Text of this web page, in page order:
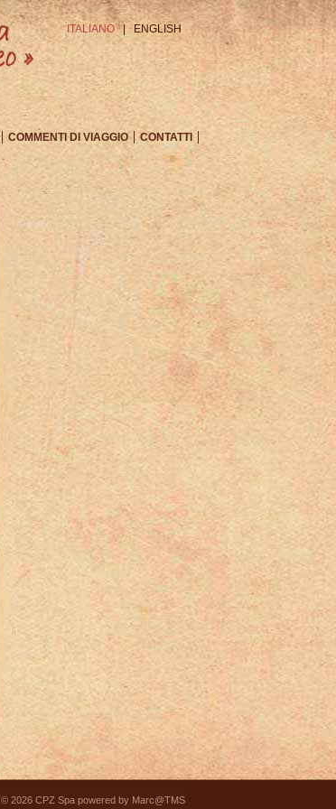
ITALIANO| ENGLISH
COMMENTI DI VIAGGIO CONTATTI
© 2026 CPZ Spa powered by Marc@TMS